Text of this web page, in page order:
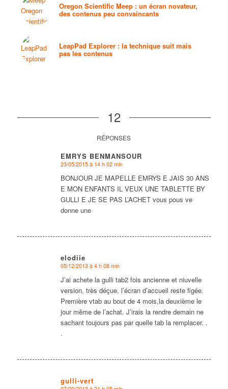
Oregon Scientific Meep : un écran novateur,
des contenus peu convaincants
LeapPad Explorer : la technique suit mais
pas les contenus
12
RÉPONSES
EMRYS BENMANSOUR
dit
23/05/2015 à 14 h 02 min
BONJOUR JE MAPELLE EMRYS E JAIS 30 ANS
E MON ENFANTS IL VEUX UNE TABLETTE BY
GULLI E JE SE PAS L’ACHET vous pous ve
donne une
elodiie
dit
05/12/2013 à 4 h 08 min
J’ai achete la gulli tab2 fois ancienne et niuvelle
version, très déçue, l’écran d’accueil reste figée.
Première vtab au bout de 4 mois,la deuxième le
jour même de l’achat. J’irais la rendre demain ne
sachant toujours pas par quelle tab la remplacer. .
.
gulli-vert